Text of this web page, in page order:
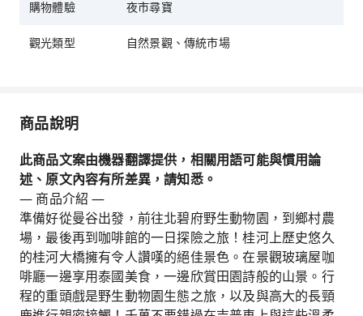
購物體驗 夜市尋寶
觀光類型 自然景觀、傳統市場
商品說明
此商品文案由機器翻譯提供，相關用語可能與慣用論
述、原文內容有所差異，請知悉。
— 商品介紹 —
準備好從曼谷出發，前往北碧府野生動物園，到鄉村農
場，最後再到咖啡館的一日探險之旅！桂河上歷史悠久
的桂河大橋擁有令人讚嘆的絕佳景色。在景觀玻璃屋咖
啡廳一邊享用泰國美食，一邊欣賞田園詩般的山景。行
程的重頭戲是野生動物園生態之旅，以及與高大的長頸